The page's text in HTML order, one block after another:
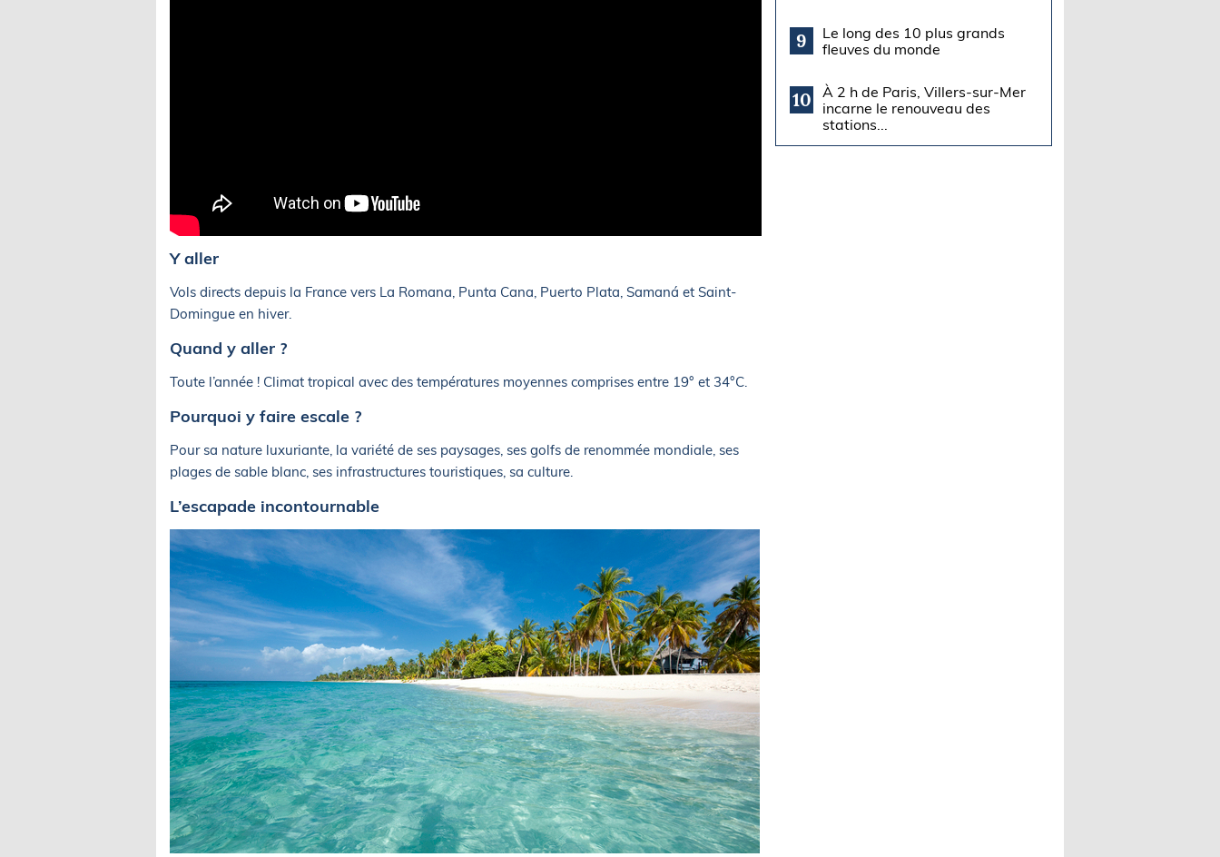
Y aller
Vols directs depuis la France vers La Romana, Punta Cana, Puerto Plata, Samaná et Saint-
Domingue en hiver.
Quand y aller ?
Toute l’année ! Climat tropical avec des températures moyennes comprises entre 19° et 34°C.
Pourquoi y faire escale ?
Pour sa nature luxuriante, la variété de ses paysages, ses golfs de renommée mondiale, ses
plages de sable blanc, ses infrastructures touristiques, sa culture.
L’escapade incontournable
9
Le long des 10 plus grands
fleuves du monde
10
À 2 h de Paris, Villers-sur-Mer
incarne le renouveau des
stations...